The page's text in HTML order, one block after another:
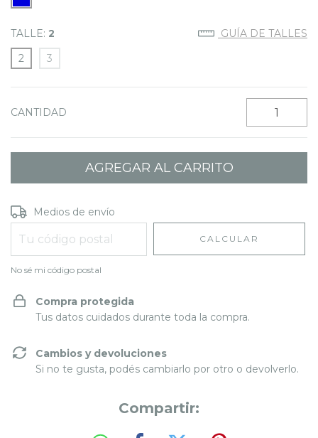
TALLE: 2
GUÍA DE TALLES
2
3
CANTIDAD
Entregas para el CP:
Medios de envío
CALCULAR
No sé mi código postal
Compra protegida
Tus datos cuidados durante toda la compra.
Cambios y devoluciones
Si no te gusta, podés cambiarlo por otro o devolverlo.
Compartir: